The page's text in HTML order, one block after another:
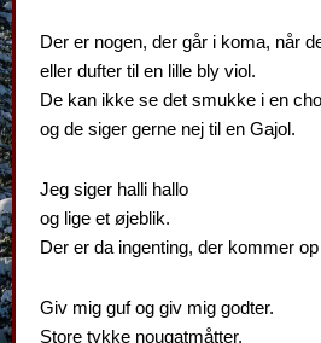
Der er nogen, der går i koma, når
eller dufter til en lille bly viol.
De kan ikke se det smukke i en
og de siger gerne nej til en Gajol.
Jeg siger halli hallo
og lige et øjeblik.
Der er da ingenting, der kommer
Giv mig guf og giv mig godter.
Store tykke nougatmåtter.